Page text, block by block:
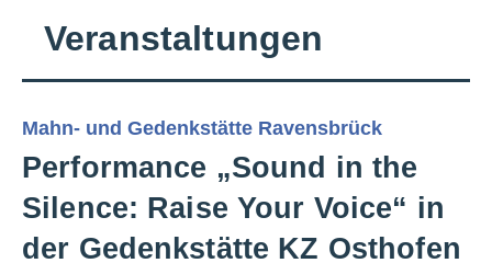
Veranstaltungen
Mahn- und Gedenkstätte Ravensbrück
Performance „Sound in the
Silence: Raise Your Voice“ in
der Gedenkstätte KZ Osthofen